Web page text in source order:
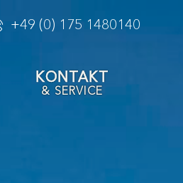
+49 (0) 175 1480140
KONTAKT
& SERVICE